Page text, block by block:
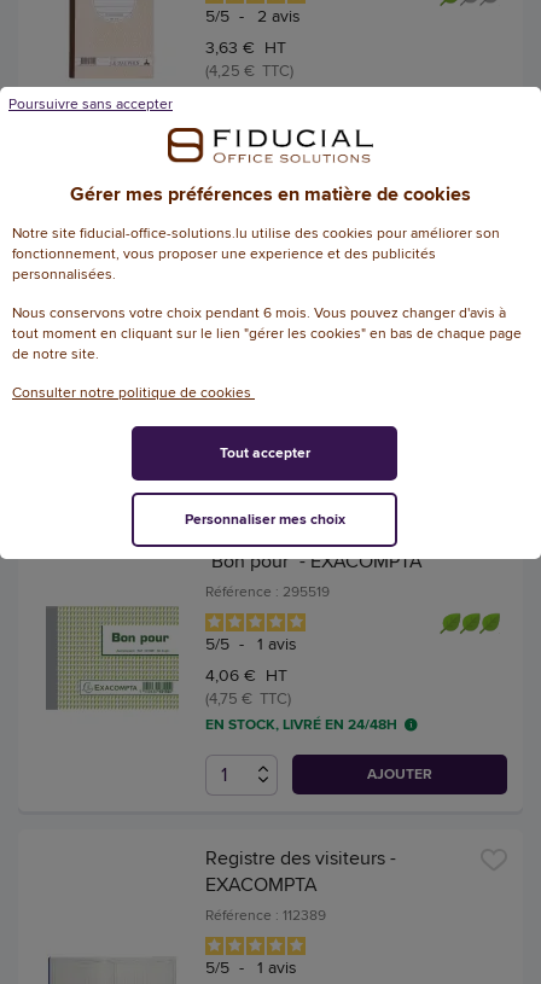
5/5 - 2 avis
3,63 € HT
(4,25 € TTC)
AJOUTER
Registre folioté ELVE - 5x5 -
format 23 x 36 cm - 300 pages
EN STOCK, LIVRÉ EN 24/48H
"Bon pour" - EXACOMPTA
Référence : 295519
5/5 - 1 avis
4,06 € HT
(4,75 € TTC)
EN STOCK, LIVRÉ EN 24/48H
AJOUTER
Registre des visiteurs -
EXACOMPTA
Référence : 112389
5/5 - 1 avis
Gérer mes préférences en matière de cookies
Notre site fiducial-office-solutions.lu utilise des cookies pour améliorer son
fonctionnement, vous proposer une experience et des publicités
personnalisées.
Nous conservons votre choix pendant 6 mois. Vous pouvez changer d'avis à
tout moment en cliquant sur le lien "gérer les cookies" en bas de chaque page
de notre site.
Consulter notre politique de cookies
Poursuivre sans accepter
Personnaliser mes choix
Tout accepter